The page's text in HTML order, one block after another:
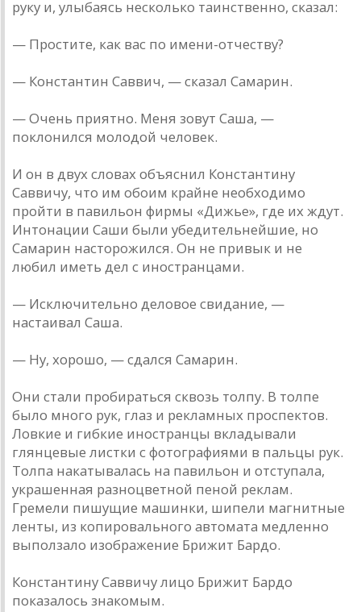
руку и, улыбаясь несколько таинственно, сказал:
— Простите, как вас по имени-отчеству?
— Константин Саввич, — сказал Самарин.
— Очень приятно. Меня зовут Саша, —
поклонился молодой человек.
И он в двух словах объяснил Константину
Саввичу, что им обоим крайне необходимо
пройти в павильон фирмы «Дижье», где их ждут.
Интонации Саши были убедительнейшие, но
Самарин насторожился. Он не привык и не
любил иметь дел с иностранцами.
— Исключительно деловое свидание, —
настаивал Саша.
— Ну, хорошо, — сдался Самарин.
Они стали пробираться сквозь толпу. В толпе
было много рук, глаз и рекламных проспектов.
Ловкие и гибкие иностранцы вкладывали
глянцевые листки с фотографиями в пальцы рук.
Толпа накатывалась на павильон и отступала,
украшенная разноцветной пеной реклам.
Гремели пишущие машинки, шипели магнитные
ленты, из копировального автомата медленно
выползало изображение Брижит Бардо.
Константину Саввичу лицо Брижит Бардо
показалось знакомым.